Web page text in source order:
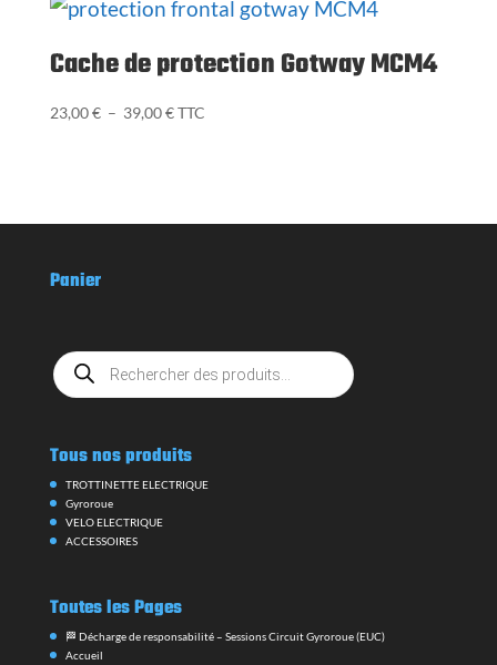
Cache de protection Gotway MCM4
23,00€ – 39,00€Plage
TTC
Panier
Recherche
de
produits
Tous nos produits
TROTTINETTE ELECTRIQUE
Gyroroue
VELO ELECTRIQUE
ACCESSOIRES
Toutes les Pages
🏁 Décharge de responsabilité – Sessions Circuit Gyroroue (EUC)
Accueil